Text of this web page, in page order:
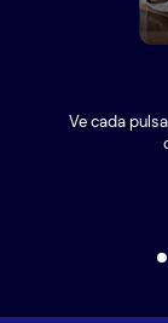
Ve cada